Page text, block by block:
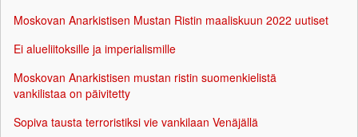
Moskovan Anarkistisen Mustan Ristin maaliskuun 2022 uutiset
Ei alueliitoksille ja imperialismille
Moskovan Anarkistisen mustan ristin suomenkielistä
vankilistaa on päivitetty
Sopiva tausta terroristiksi vie vankilaan Venäjällä